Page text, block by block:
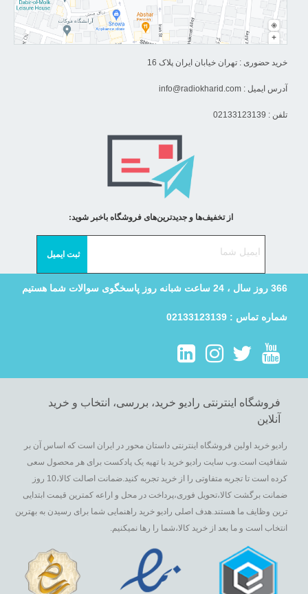
خرید حضوری : تهران خیابان ایران پلاک 16
آدرس ایمیل : info@radiokharid.com
تلفن : 02133123139
366 روز سال ، 24 ساعت شبانه روز پاسخگوی سوالات شما هستیم
شماره تماس : 02133123139
از تخفیف‌ها و جدیدترین‌های فروشگاه باخبر شوید:
فروشگاه اینترنتی رادیو خرید، بررسی، انتخاب و خرید
آنلاین
رادیو خرید اولین فروشگاه اینترنتی داستان محور در ایران است که اساس آن بر
شفافیت است.وب سایت رادیو خرید با تهیه یک پادکست برای هر محصول سعی
کرده است تا تجربه متفاوتی را از خرید تجربه کنید.ضمانت اصالت کالا،10 روز
ضمانت برگشت کالا،تحویل فوری،پرداخت در محل و اراعه کمترین قیمت ابتدایی
ترین وظایف ما هستند.هدف اصلی رادیو خرید راهنمایی شما برای رسیدن به بهترین
انتخاب است و ما بعد از خرید کالا،شما را رها نمیکنیم.